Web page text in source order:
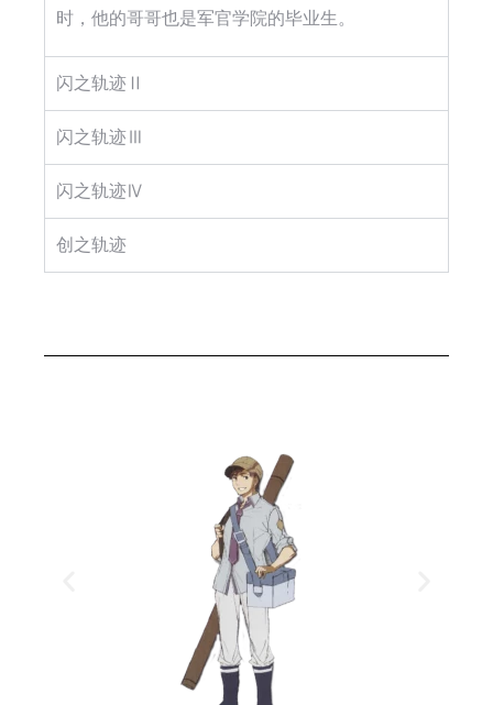
时，他的哥哥也是军官学院的毕业生。
闪之轨迹Ⅱ
闪之轨迹Ⅲ
闪之轨迹Ⅳ
创之轨迹